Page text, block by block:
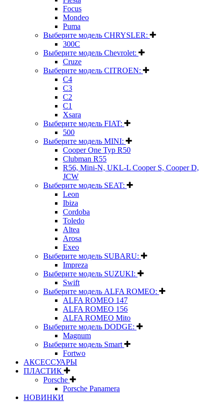
Focus
Mondeo
Puma
Выберите модель CHRYSLER:
300C
Выберите модель Chevrolet:
Cruze
Выберите модель CITROEN:
C4
C3
C2
C1
Xsara
Выберите модель FIAT:
500
Выберите модель MINI:
Cooper One Typ R50
Clubman R55
R56, Mini-N, UKL-L Cooper S, Cooper D,
JCW
Выберите модель SEAT:
Leon
Ibiza
Cordoba
Toledo
Altea
Arosa
Exeo
Выберите модель SUBARU:
Impreza
Выберите модель SUZUKI:
Swift
Выберите модель ALFA ROMEO:
ALFA ROMEO 147
ALFA ROMEO 156
ALFA ROMEO Mito
Выберите модель DODGE:
Magnum
Выберите модель Smart
Fortwo
АКСЕССУАРЫ
ПЛАСТИК
Porsche
Porsche Panamera
НОВИНКИ